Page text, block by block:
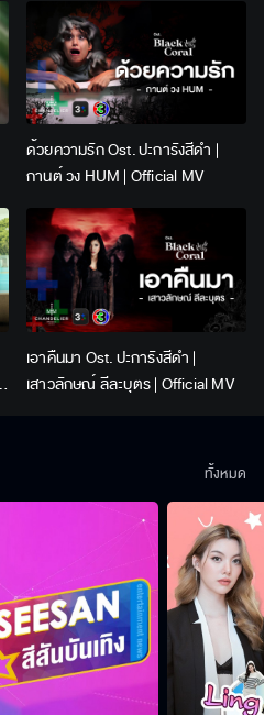
ด้วยความรัก Ost. ปะการังสีดำ |
กานต์ วง HUM | Official MV
เอาคืนมา Ost. ปะการังสีดำ |
เสาวลักษณ์ ลีละบุตร | Official MV
ทั้งหมด